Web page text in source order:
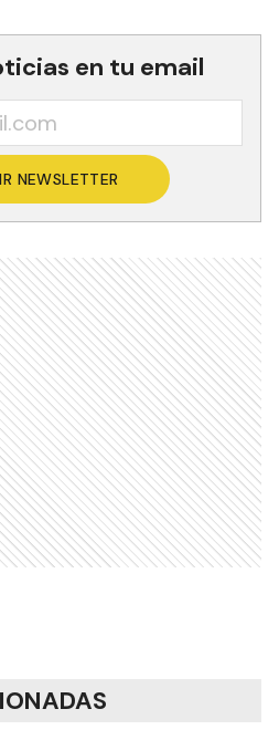
en tu email
NEWSLETTER